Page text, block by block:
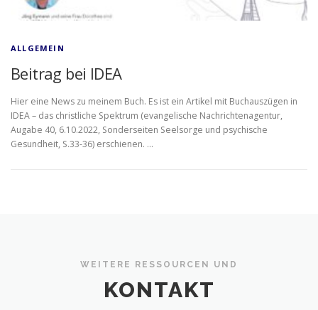
ALLGEMEIN
Beitrag bei IDEA
Hier eine News zu meinem Buch. Es ist ein Artikel mit Buchauszügen in
IDEA – das christliche Spektrum (evangelische Nachrichtenagentur,
Augabe 40, 6.10.2022, Sonderseiten Seelsorge und psychische
Gesundheit, S.33-36) erschienen. …
WEITERE RESSOURCEN UND
KONTAKT